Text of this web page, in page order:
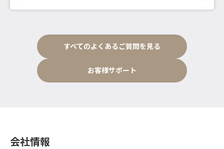
すべてのよくあるご質問を見る
お客様サポート
会社情報